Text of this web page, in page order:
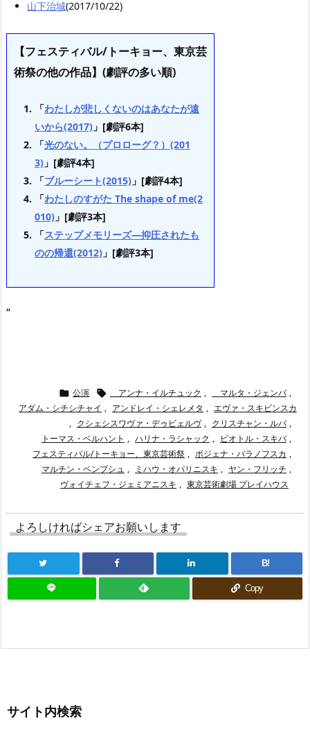
山下治城(2017/10/22)
【フェスティバル/トーキョー、東京芸
術祭の他の作品】(劇評の多い順)
「わたしが悲しくないのはあなたが遠
いから(2017) 」[劇評6本]
「光のない。（プロローグ？）(201
3) 」[劇評4本]
「ブルーシート(2015) 」[劇評4本]
「わたしのすがた The shape of me(2
010) 」[劇評3本]
「ステップメモリーズ—抑圧されたも
のの帰還(2012) 」[劇評3本]
“
 公演  アンナ・イルチュック , マルタ・ジェンバ ,
アダム・シチシチャイ , アンドレイ・シェレメタ , エヴァ・スキビンスカ
, クシェシスワヴァ・デゥビェルヴ , クリスチャン・ルパ ,
トーマス・ベルハント , ハリナ・ラシャック , ピオトル・スキバ ,
フェスティバル/トーキョー、東京芸術祭 , ボジェナ・バラノフスカ ,
マルチン・ペンプシュ , ミハウ・オパリニスキ , ヤン・フリッチ ,
ヴォイチェフ・ジェミアニスキ , 東京芸術劇場 プレイハウス
よろしければシェアお願いします
B!
Copy
サイト内検索